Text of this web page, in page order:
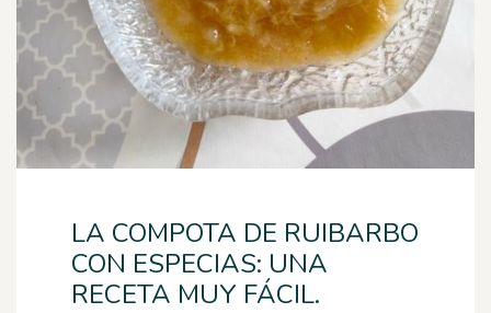
LA COMPOTA DE RUIBARBO
CON ESPECIAS: UNA
RECETA MUY FÁCIL.